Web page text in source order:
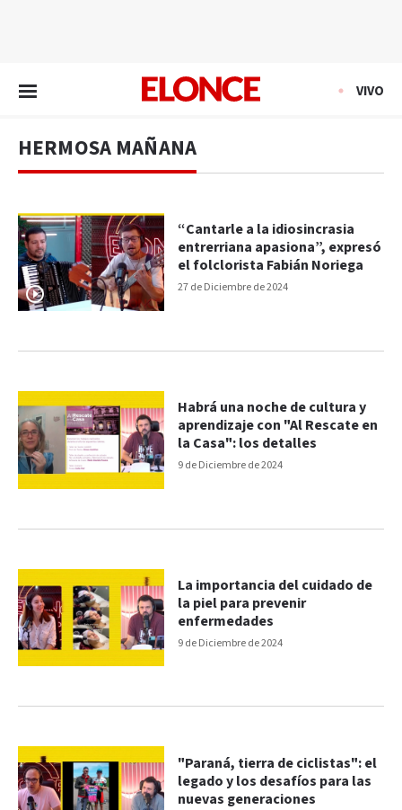
VIVO
HERMOSA MAÑANA
27 de Diciembre de 2024
“Cantarle a la idiosincrasia
entrerriana apasiona”, expresó
el folclorista Fabián Noriega
9 de Diciembre de 2024
Habrá una noche de cultura y
aprendizaje con "Al Rescate en
la Casa": los detalles
9 de Diciembre de 2024
La importancia del cuidado de
la piel para prevenir
enfermedades
"Paraná, tierra de ciclistas": el
legado y los desafíos para las
nuevas generaciones